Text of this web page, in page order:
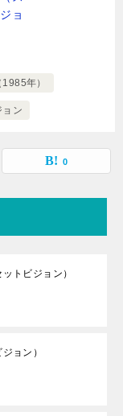
ョ
年）
ョン
0
トビジョン）
ョン）